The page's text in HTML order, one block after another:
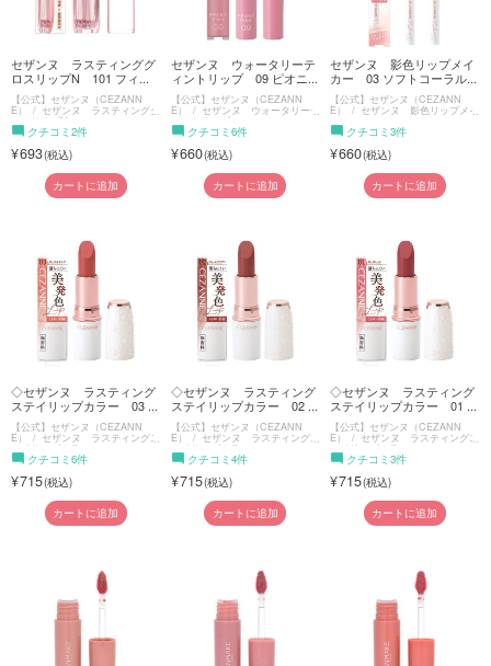
セザンヌ ラスティンググ
ロスリップN 101 フィ...
【公式】セザンヌ（CEZANN
E） セザンヌ ラスティンググ
ロスリップN
クチコミ2件
693
カートに追加
セザンヌ ウォータリーテ
ィントリップ 09 ピオニ...
【公式】セザンヌ（CEZANN
E） セザンヌ ウォータリーテ
ィントリップ
クチコミ6件
660
カートに追加
セザンヌ 影色リップメイ
カー 03 ソフトコーラル...
【公式】セザンヌ（CEZANN
E） セザンヌ 影色リップメイ
クチコミ3件
660
カートに追加
◇セザンヌ ラスティング
ステイリップカラー 03 ...
【公式】セザンヌ（CEZANN
E） セザンヌ ラスティングス
テイリップカラー
クチコミ6件
715
カートに追加
◇セザンヌ ラスティング
ステイリップカラー 02 ...
【公式】セザンヌ（CEZANN
E） セザンヌ ラスティングス
テイリップカラー
クチコミ4件
715
カートに追加
◇セザンヌ ラスティング
ステイリップカラー 01 ...
【公式】セザンヌ（CEZANN
E） セザンヌ ラスティングス
テイリップカラー
クチコミ3件
715
カートに追加